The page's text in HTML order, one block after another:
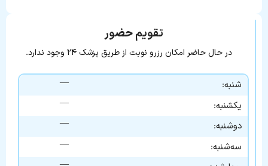
تقویم حضور
در حال حاضر امکان رزرو نوبت از طریق پزشک ۲۴ وجود ندارد.
شنبه:
—
یکشنبه:
—
دوشنبه:
—
سه‌شنبه:
—